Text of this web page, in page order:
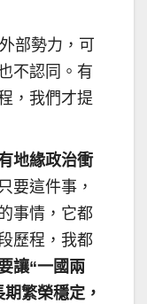
部勢力，可
不認同。有
，我們才提
地緣政治衝
要這件事，
事情，它都
歷程，我都
讓“一國兩
繁榮穩定，